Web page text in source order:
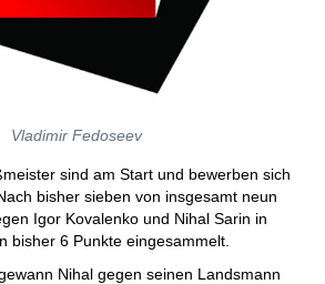
Vladimir Fedoseev
sind am Start und bewerben sich
bisher sieben von insgesamt neun
Igor Kovalenko und Nihal Sarin in
bisher 6 Punkte eingesammelt.
Nihal gegen seinen Landsmann